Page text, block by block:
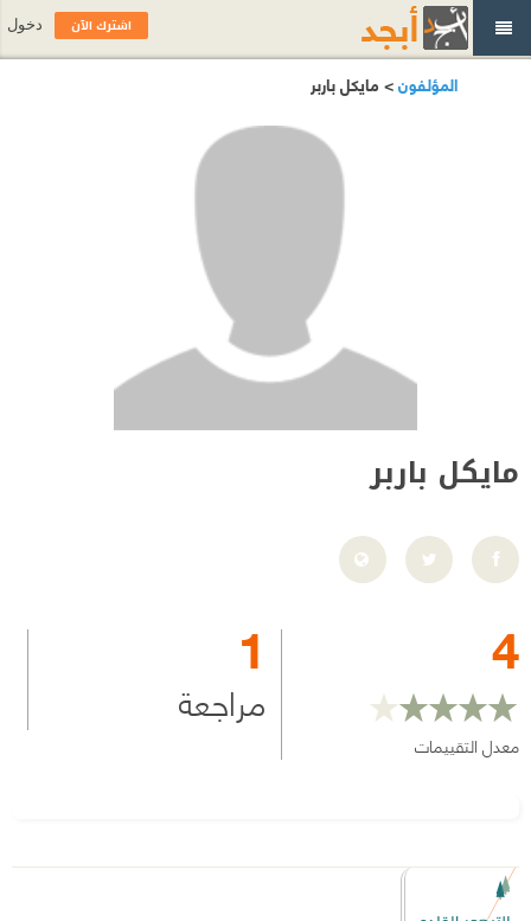
المؤلفون> مايكل باربر
مايكل باربر
4
معدل التقييمات
1
مراجعة
اشترك الآن دخول